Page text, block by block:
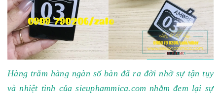
Hàng trăm hàng ngàn số bàn đã ra đời nhờ sự tận tụy
và nhiệt tình của sieuphammica.com nhằm đem lại sự